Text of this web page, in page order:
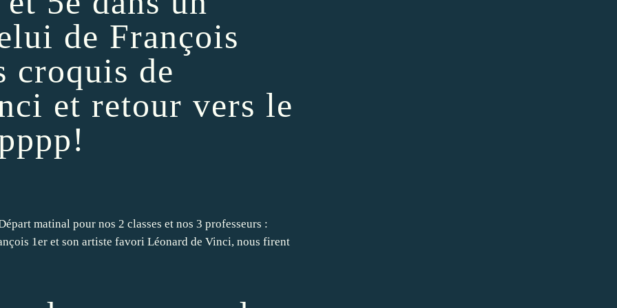
de François
croquis de
et retour vers le
matinal pour nos 2 classes et nos 3 professeurs :
1er et son artiste favori Léonard de Vinci, nous firent